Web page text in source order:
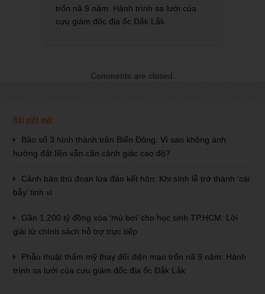
trốn nã 9 năm: Hành trình sa lưới của
cựu giám đốc địa ốc Đắk Lắk
Comments are closed.
Bài viết mới
Bão số 3 hình thành trên Biển Đông: Vì sao không ảnh
hưởng đất liền vẫn cần cảnh giác cao độ?
Cảnh báo thủ đoạn lừa đảo kết hôn: Khi sính lễ trở thành ‘cái
bẫy’ tinh vi
Gần 1.200 tỷ đồng xóa ‘mù bơi’ cho học sinh TP.HCM: Lời
giải từ chính sách hỗ trợ trực tiếp
Phẫu thuật thẩm mỹ thay đổi diện mạo trốn nã 9 năm: Hành
trình sa lưới của cựu giám đốc địa ốc Đắk Lắk